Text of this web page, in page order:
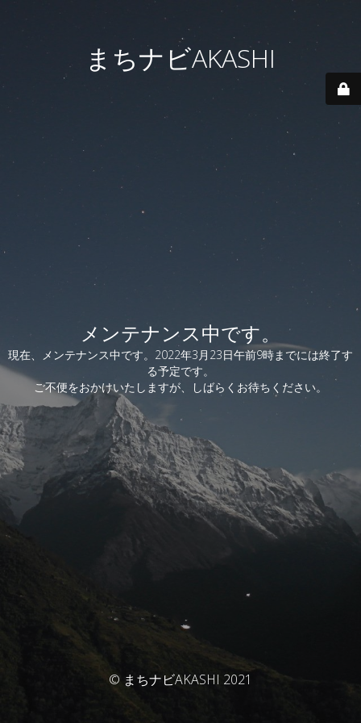
まちナビAKASHI
メンテナンス中です。
現在、メンテナンス中です。2022年3月23日午前9時までには終了す
る予定です。
ご不便をおかけいたしますが、しばらくお待ちください。
© まちナビAKASHI 2021